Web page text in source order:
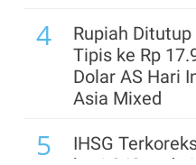
4
Rupiah
Tipis ke Rp
Dolar AS Hari
Asia Mixed
5
IHSG